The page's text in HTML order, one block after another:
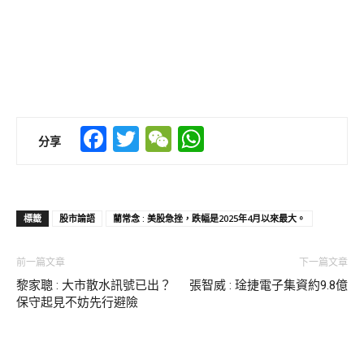
分享 Facebook
TwitterWeChat
標籤 股市論語 藺常念 : 美股急挫，跌幅是2025年4月以來最大。
前一篇文章
黎家聰 : 大市散水訊號已出？
保守起見不妨先行避險
下一篇文章
張智威 : 琻捷電子集資約9.8億